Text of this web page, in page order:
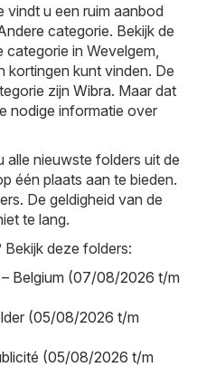
vindt u een ruim aanbod
categorie. Bekijk de
in Wevelgem,
kortingen kunt vinden. De
zijn Wibra. Maar dat
nodige informatie over
alle nieuwste folders uit de
één plaats aan te bieden.
De geldigheid van de
te lang.
deze folders:
Belgium (07/08/2026 t/m
(05/08/2026 t/m
(05/08/2026 t/m